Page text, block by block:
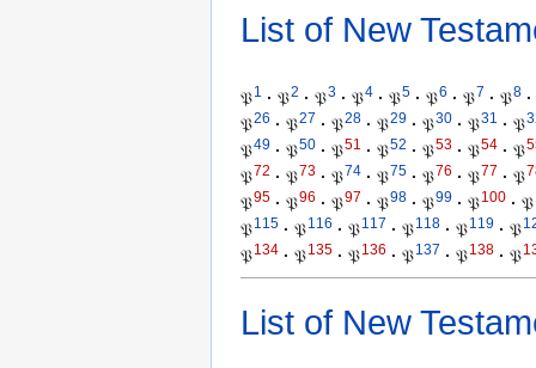
List of New
𝔓1 · 𝔓2 · 𝔓3 · 𝔓4 · 𝔓5 · 𝔓6 · 𝔓7 · 𝔓8 ·
𝔓26 · 𝔓27 · 𝔓28 · 𝔓29 · 𝔓30 · 𝔓31 · 𝔓
𝔓49 · 𝔓50 · 𝔓51 · 𝔓52 · 𝔓53 · 𝔓54 · 𝔓
𝔓72 · 𝔓73 · 𝔓74 · 𝔓75 · 𝔓76 · 𝔓77 · 𝔓
𝔓95 · 𝔓96 · 𝔓97 · 𝔓98 · 𝔓99 · 𝔓100 · 𝔓
𝔓115 · 𝔓116 · 𝔓117 · 𝔓118 · 𝔓119 · 𝔓
𝔓134 · 𝔓135 · 𝔓136 · 𝔓137 · 𝔓138 · 𝔓
List of New